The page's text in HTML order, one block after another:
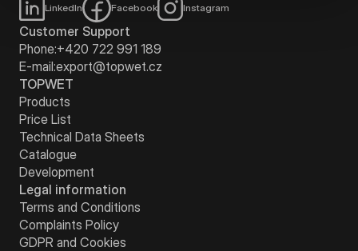
LinkedIn
Facebook Instagram
Customer Support
Phone:+420 722 991 189
E-mail:export@topwet.cz
TOPWET
Products
Price List
Technical Data Sheets
Catalogue
Development
Legal information
Terms and Conditions
Complaints Policy
GDPR and Cookies